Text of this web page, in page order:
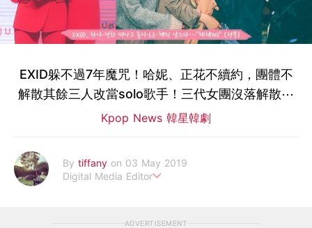
EXID躲不過7年魔咒！哈妮、正花不續約，團體不
解散其餘三人改當solo歌手！三代女團沒落解散⋯
Kpop News 韓星韓劇
By tiffany on 03 May 2019
Digital Media Editor
ADVERTISEMENT